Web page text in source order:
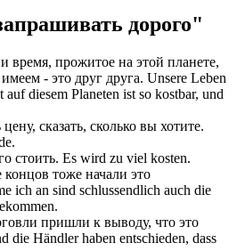
дорого"
время, прожитое на этой планете,
- это друг друга. Unsere Leben
diesem Planeten ist so kostbar, und
цену, сказать, сколько вы хотите.
стоить. Es wird zu viel kosten.
тоже начали это
ich an sind schlussendlich auch die
пришли к выводу, что это
die Händler haben entschieden, dass